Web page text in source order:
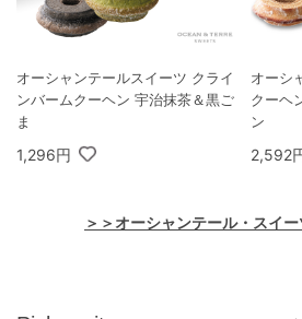
オーシャンテールスイーツ クライ
ンバームクーヘン 宇治抹茶＆黒ご
ま
1,296円
オーシ
クーヘ
ン
2,592
＞＞オーシャンテール・スイ